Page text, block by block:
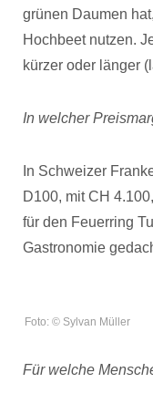
grünen Daumen
Hochbeet nutzen.
kürzer oder länger
In welcher
In Schweizer
D100, mit CH
für den Feuerring
Gastronomie
Foto: © Sylvan Müller
Für welche